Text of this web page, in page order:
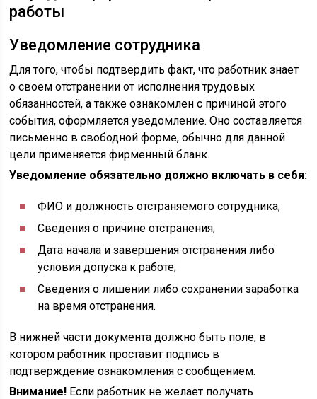
работы
Уведомление сотрудника
Для того, чтобы подтвердить факт, что работник знает
о своем отстранении от исполнения трудовых
обязанностей, а также ознакомлен с причиной этого
события, оформляется уведомление. Оно составляется
письменно в свободной форме, обычно для данной
цели применяется фирменный бланк.
Уведомление обязательно должно включать в себя:
ФИО и должность отстраняемого сотрудника;
Сведения о причине отстранения;
Дата начала и завершения отстранения либо
условия допуска к работе;
Сведения о лишении либо сохранении заработка
на время отстранения.
В нижней части документа должно быть поле, в
котором работник проставит подпись в
подтверждение ознакомления с сообщением.
Внимание! Если работник не желает получать